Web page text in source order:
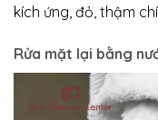
kích ứng, đỏ, thậm
Rửa mặt lại bằng